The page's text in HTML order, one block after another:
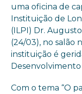
uma oficina de
Instituição de
(ILPI) Dr.
(24/03), no salão
instituição é
Desenvolvimento
Com o tema “O